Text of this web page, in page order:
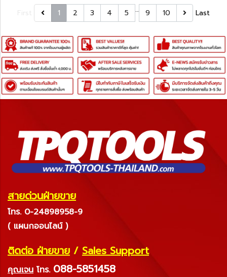
1 2 3 4 5 … 9 10 Last
สายด่วนฝ่ายขาย
โทร. 0-24898958-9
( แผนกออนไลน์ )
ติดต่อ ฝ่ายขาย / Sales Support
คุณเจน โทร. 088-5851458